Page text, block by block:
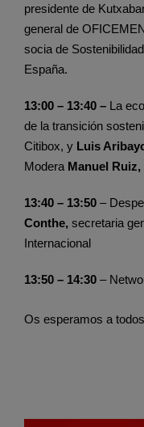
presidente de
general de
socia de
España.
13:00 – 13:40 – La
de la transición
Citibox, y Luis
Modera Manuel Ruiz,
13:40 – 13:50 –
Conthe, secretaria
Internacional
13:50 – 14:30 –
Os esperamos a